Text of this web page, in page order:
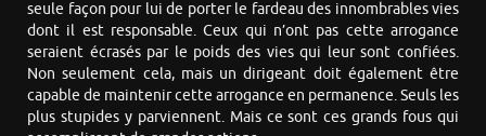
seule façon pour lui de porter le fardeau des innombrables vies
dont il est responsable. Ceux qui n’ont pas cette arrogance
seraient écrasés par le poids des vies qui leur sont confiées.
Non seulement cela, mais un dirigeant doit également être
capable de maintenir cette arrogance en permanence. Seuls les
plus stupides y parviennent. Mais ce sont ces grands fous qui